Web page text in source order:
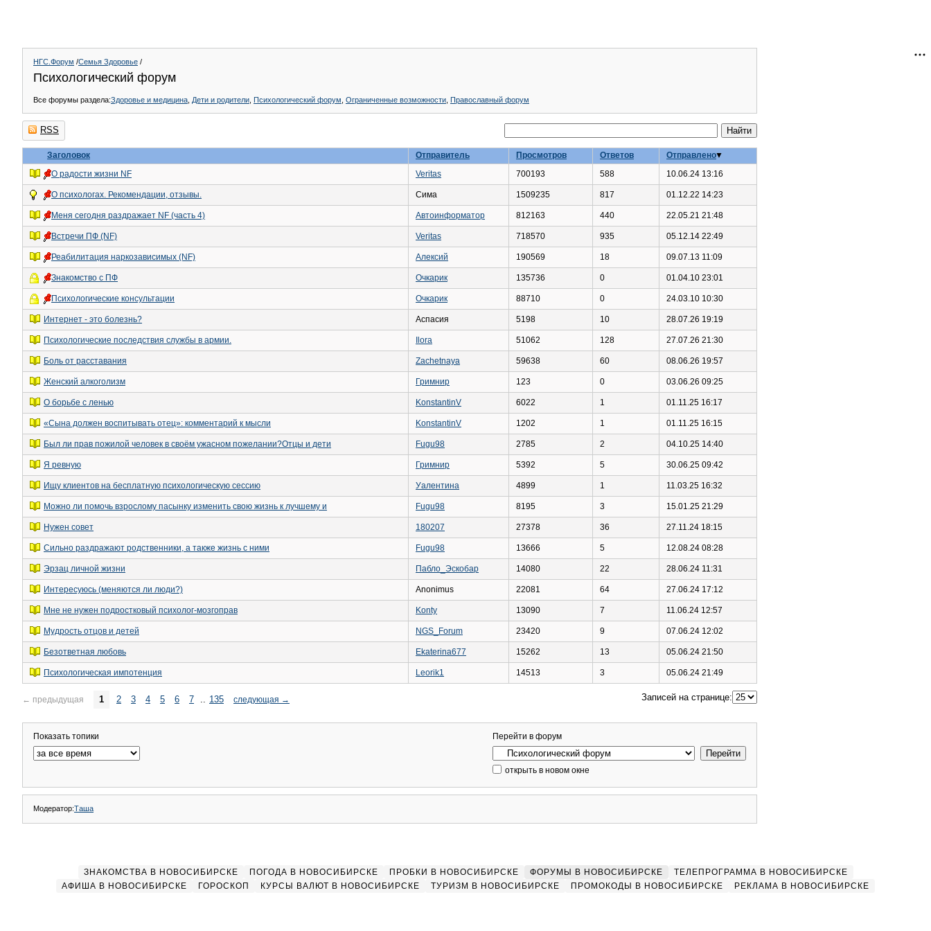
НГС.Форум /Семья Здоровье /
Психологический форум
Все форумы раздела:Здоровье и медицина Дети и родители Психологический форум Ограниченные возможности Православный форум
RSS
Заголовок Отправитель Просмотров Ответов
Отправлено
О радости жизни NF
Veritas 700193 588 10.06.24 13:16
О психологах. Рекомендации, отзывы. Сима 1509235 817 01.12.22 14:23
Меня сегодня раздражает NF (часть 4) Автоинформатор 812163 440 22.05.21 21:48
Встречи ПФ (NF) Veritas 718570 935 05.12.14 22:49
Реабилитация наркозависимых (NF) Алексий 190569 18 09.07.13 11:09
Знакомство с ПФ Очкарик 135736 0 01.04.10 23:01
Психологические консультации Очкарик 88710 0 24.03.10 10:30
Интернет - это болезнь? Аспасия 5198 10 28.07.26 19:19
Психологические последствия службы в армии. Ilora 51062 128 27.07.26 21:30
Боль от расставания Zachetnaya 59638 60 08.06.26 19:57
Женский алкоголизм Гримнир 123 0 03.06.26 09:25
О борьбе с ленью KonstantinV 6022 1 01.11.25 16:17
«Сына должен воспитывать отец»: комментарий к мысли KonstantinV 1202 1 01.11.25 16:15
Был ли прав пожилой человек в своём ужасном пожелании?Отцы и дети Fugu98 2785 2 04.10.25 14:40
Я ревную Гримнир 5392 5 30.06.25 09:42
Ищу клиентов на бесплатную психологическую сессию Уалентина 4899 1 11.03.25 16:32
Можно ли помочь взрослому пасынку изменить свою жизнь к лучшему и Fugu98 8195 3 15.01.25 21:29
Нужен совет 180207 27378 36 27.11.24 18:15
Сильно раздражают родственники, а также жизнь с ними Fugu98 13666 5 12.08.24 08:28
Эрзац личной жизни Пабло_Эскобар 14080 22 28.06.24 11:31
Интересуюсь (меняются ли люди?) Anоnimus 22081 64 27.06.24 17:12
Мне не нужен подростковый психолог-мозгоправ Konty 13090 7 11.06.24 12:57
Мудрость отцов и детей NGS_Forum 23420 9 07.06.24 12:02
Безответная любовь Ekaterina677 15262 13 05.06.24 21:50
Психологическая импотенция Leorik1 14513 3 05.06.24 21:49
← предыдущая 1 2 3 4 5 6 7 .. 135 следующая → Записей на странице:
Показать топики Перейти в форум
открыть в новом окне
Модератор:Таша
ЗНАКОМСТВА В НОВОСИБИРСКЕ ПОГОДА В НОВОСИБИРСКЕ ПРОБКИ В НОВОСИБИРСКЕ ФОРУМЫ В НОВОСИБИРСКЕ
ТЕЛЕПРОГРАММА В НОВОСИБИРСКЕ
АФИША В НОВОСИБИРСКЕ
ГОРОСКОП КУРСЫ ВАЛЮТ В НОВОСИБИРСКЕ ТУРИЗМ В НОВОСИБИРСКЕ ПРОМОКОДЫ В НОВОСИБИРСКЕ РЕКЛАМА В НОВОСИБИРСКЕ